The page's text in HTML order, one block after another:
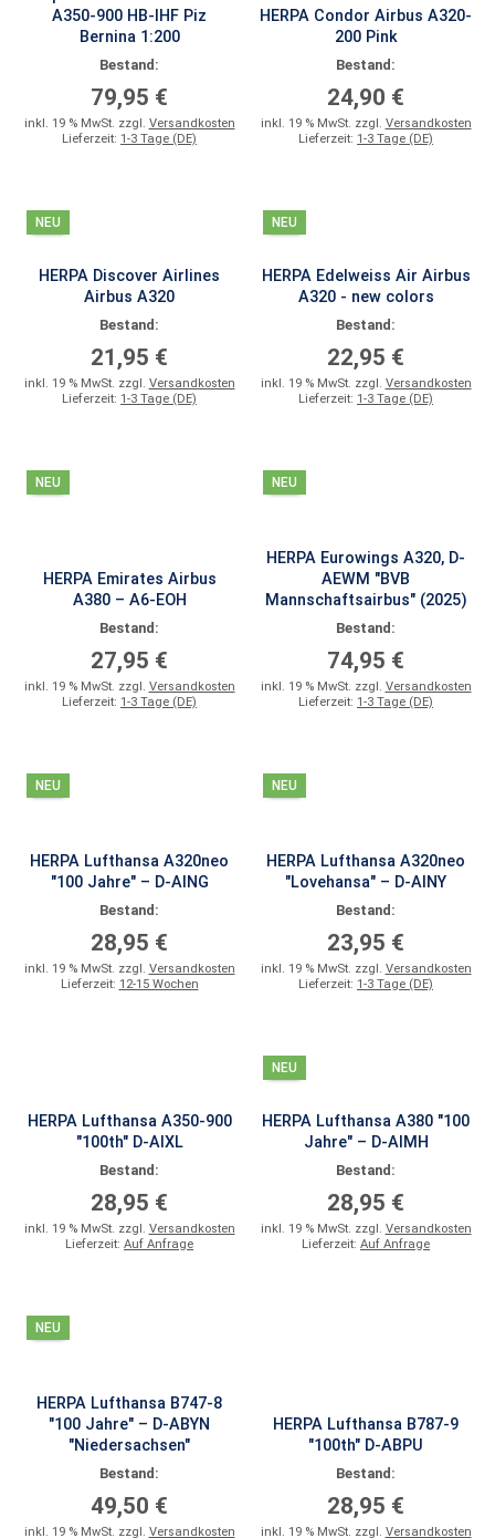
A350-900 HB-IHF Piz
Bernina 1:200
Bestand:
79,95 €
inkl. 19 % MwSt. zzgl. Versandkosten
Lieferzeit: 1-3 Tage (DE)
HERPA Condor Airbus A320-
200 Pink
Bestand:
24,90 €
inkl. 19 % MwSt. zzgl. Versandkosten
Lieferzeit: 1-3 Tage (DE)
NEU
HERPA Discover Airlines
Airbus A320
Bestand:
21,95 €
inkl. 19 % MwSt. zzgl. Versandkosten
Lieferzeit: 1-3 Tage (DE)
NEU
HERPA Edelweiss Air Airbus
A320 - new colors
Bestand:
22,95 €
inkl. 19 % MwSt. zzgl. Versandkosten
Lieferzeit: 1-3 Tage (DE)
NEU
HERPA Emirates Airbus
A380 – A6-EOH
Bestand:
27,95 €
inkl. 19 % MwSt. zzgl. Versandkosten
Lieferzeit: 1-3 Tage (DE)
NEU
HERPA Eurowings A320, D-
AEWM "BVB
Mannschaftsairbus" (2025)
Bestand:
74,95 €
inkl. 19 % MwSt. zzgl. Versandkosten
Lieferzeit: 1-3 Tage (DE)
NEU
HERPA Lufthansa A320neo
"100 Jahre" – D-AING
Bestand:
28,95 €
inkl. 19 % MwSt. zzgl. Versandkosten
Lieferzeit: 12-15 Wochen
NEU
HERPA Lufthansa A320neo
"Lovehansa" – D-AINY
Bestand:
23,95 €
inkl. 19 % MwSt. zzgl. Versandkosten
Lieferzeit: 1-3 Tage (DE)
HERPA Lufthansa A350-900
"100th" D-AIXL
Bestand:
28,95 €
inkl. 19 % MwSt. zzgl. Versandkosten
Lieferzeit: Auf Anfrage
NEU
HERPA Lufthansa A380 "100
Jahre" – D-AIMH
Bestand:
28,95 €
inkl. 19 % MwSt. zzgl. Versandkosten
Lieferzeit: Auf Anfrage
NEU
HERPA Lufthansa B747-8
"100 Jahre" – D-ABYN
"Niedersachsen"
Bestand:
49,50 €
inkl. 19 % MwSt. zzgl. Versandkosten
HERPA Lufthansa B787-9
"100th" D-ABPU
Bestand:
28,95 €
inkl. 19 % MwSt. zzgl. Versandkosten